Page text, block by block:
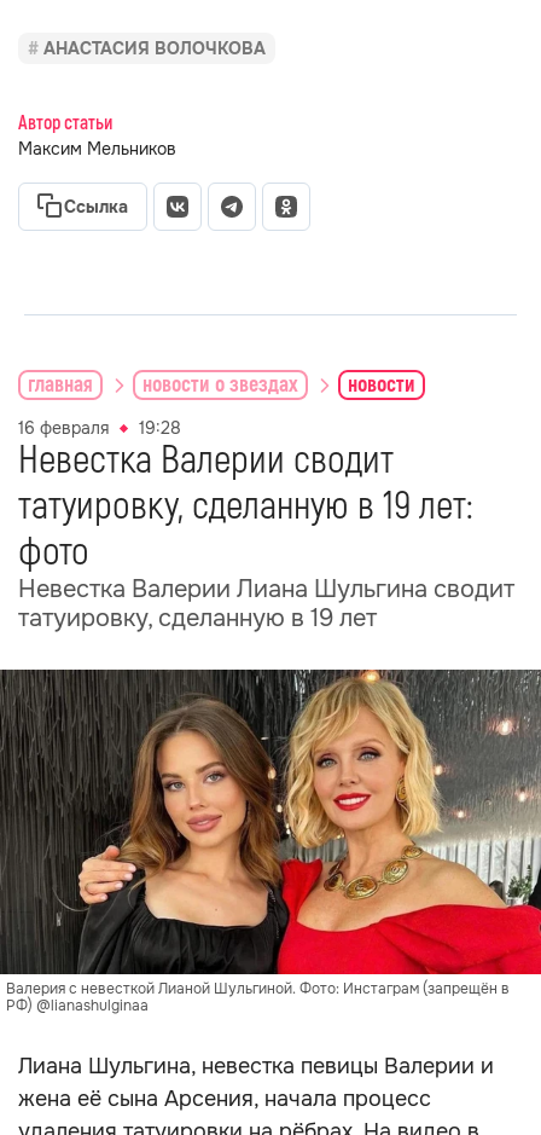
АНАСТАСИЯ ВОЛОЧКОВА
Автор статьи
Максим Мельников
Ссылка
главная новости о звездах новости
16 февраля 19:28
Невестка Валерии сводит
татуировку, сделанную в 19 лет:
фото
Невестка Валерии Лиана Шульгина сводит
татуировку, сделанную в 19 лет
Валерия с невесткой Лианой Шульгиной. Фото: Инстаграм (запрещён в
РФ) @lianashulginaa
Лиана Шульгина, невестка певицы Валерии и
жена её сына Арсения, начала процесс